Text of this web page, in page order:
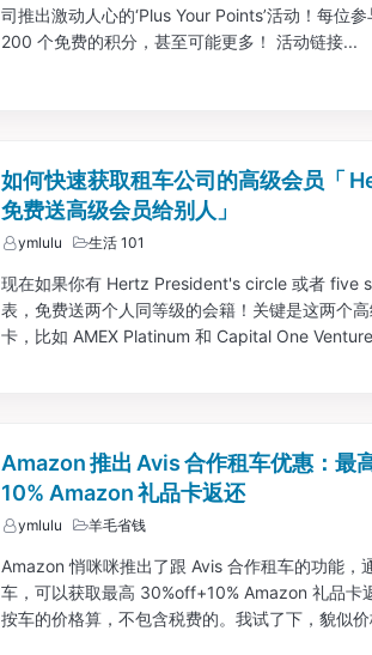
司推出激动人心的‘Plus Your Points’活动！每位
200 个免费的积分，甚至可能更多！ 活动链接...
如何快速获取租车公司的高级会员「
免费送高级会员给别人」
ymlulu 生活 101
现在如果你有 Hertz President's circle 或者 five
表，免费送两个人同等级的会籍！关键是这两个
卡，比如 AMEX Platinum 和 Capital One
Amazon 推出 Avis 合作租车优惠：最
10% Amazon 礼品卡返还
ymlulu 羊毛省钱
Amazon 悄咪咪推出了跟 Avis 合作租车的功能，
车，可以获取最高 30%off+10% Amazon 礼品卡
按车的价格算，不包含税费的。我试了下，貌似